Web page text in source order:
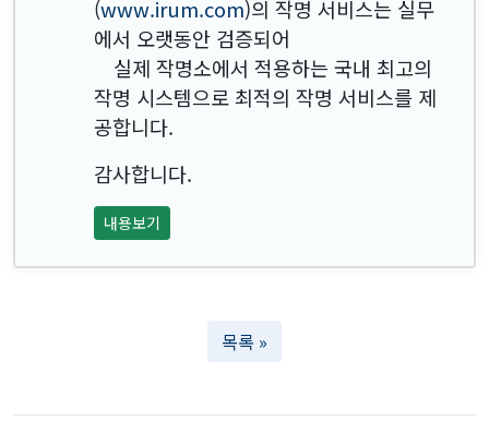
(www.irum.com)의 작명 서비스는 실무
에서 오랫동안 검증되어
실제 작명소에서 적용하는 국내 최고의
작명 시스템으로 최적의 작명 서비스를 제
공합니다.
감사합니다.
내용보기
목록 »